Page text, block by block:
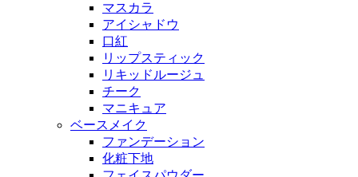
マスカラ
アイシャドウ
口紅
リップスティック
リキッドルージュ
チーク
マニキュア
ベースメイク
ファンデーション
化粧下地